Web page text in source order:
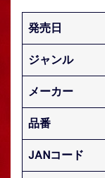
発売日
ジャンル
メーカー
品番
JANコード